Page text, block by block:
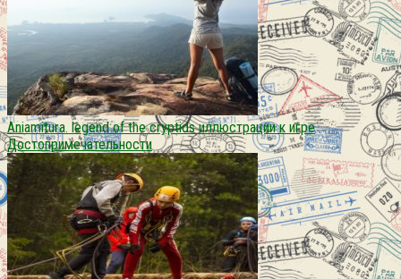
Aniamitura. legend of the cryptids иллюстрации к игре
Достопримечательности